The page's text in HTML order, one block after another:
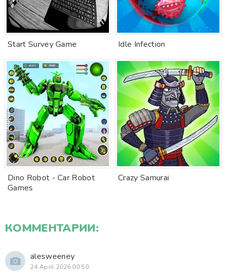
Start Survey Game Idle Infection
Dino Robot - Car Robot
Games
Crazy Samurai
КОММЕНТАРИИ:
alesweeney
24 April 2026 00:50